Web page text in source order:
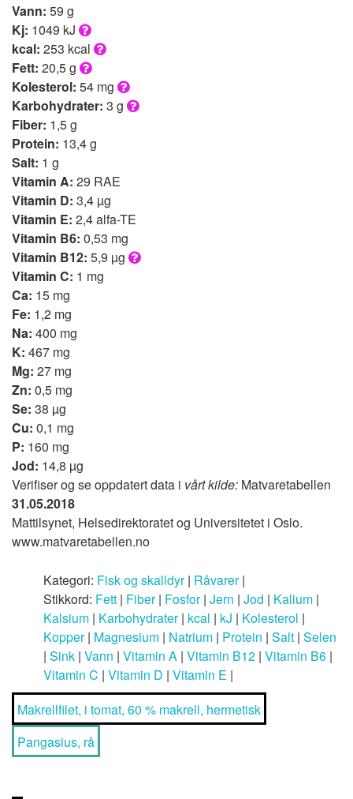
Vann: 59 g
Kj: 1049 kJ
kcal: 253 kcal
Fett: 20,5 g
Kolesterol: 54 mg
Karbohydrater: 3 g
Fiber: 1,5 g
Protein: 13,4 g
Salt: 1 g
Vitamin A: 29 RAE
Vitamin D: 3,4 µg
Vitamin E: 2,4 alfa-TE
Vitamin B6: 0,53 mg
Vitamin B12: 5,9 µg
Vitamin C: 1 mg
Ca: 15 mg
Fe: 1,2 mg
Na: 400 mg
K: 467 mg
Mg: 27 mg
Zn: 0,5 mg
Se: 38 µg
Cu: 0,1 mg
P: 160 mg
Jod: 14,8 µg
Verifiser og se oppdatert data i vårt kilde: Matvaretabellen
31.05.2018
Mattilsynet, Helsedirektoratet og Universitetet i Oslo.
www.matvaretabellen.no
Kategori: Fisk og skalldyr| Råvarer|
Stikkord: Fett | Fiber| Fosfor| Jern | Jod | Kalium |
Kalsium | Karbohydrater| kcal | kJ | Kolesterol |
Kopper| Magnesium | Natrium | Protein | Salt | Selen
| Sink | Vann | Vitamin A | Vitamin B12 | Vitamin B6 |
Vitamin C | Vitamin D | Vitamin E |
Makrellfilet, i tomat, 60 % makrell, hermetisk
Pangasius, rå